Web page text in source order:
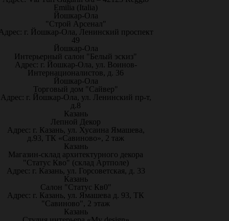
Emilia (Italia)
Йошкар-Ола
"Строй Арсенал"
г. Йошкар-Ола, Ленинский проспект
49
Йошкар-Ола
Интерьерный салон "Белый эскиз"
Адрес: г. Йошкар-Ола, ул. Воинов-
Интернационалистов, д. 36
Йошкар-Ола
Торговый дом "Сайвер"
Адрес: г. Йошкар-Ола, ул. Ленинский пр-т,
д.8
Казань
Лепной Декор
Адрес: г. Казань, ул. Хусаина Ямашева,
д.93, ТК «Савиново», 2 таж
Казань
Магазин-склад архитектурного декора
"Статус Кво" (склад Артполе)
Адрес: г. Казань, ул. Горсоветская, д. 33
Казань
Салон "Статус Кв0"
Адрес: г. Казань, ул. Ямашева д. 93, ТК
"Савиново", 2 этаж
Казань